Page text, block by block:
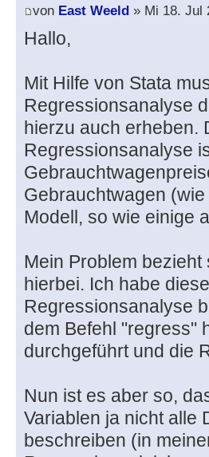
von East Weeld » Mi 18. Jul
Hallo,
Mit Hilfe von Stata
Regressionsanalyse
hierzu auch erheben.
Regressionsanalyse
Gebrauchtwagen
Modell, so wie einige
Mein Problem
hierbei. Ich habe
Regressionsanalyse
dem Befehl "regress"
durchgeführt und die
Nun ist es aber so,
Variablen ja nicht alle
beschreiben (in